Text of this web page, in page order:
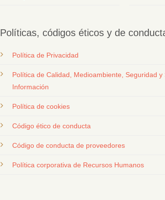
Políticas, códigos éticos y de
Política de Privacidad
Política de Calidad, Medioambiente, Seguridad
Información
Política de cookies
Código ético de conducta
Código de conducta de proveedores
Política corporativa de Recursos Humanos